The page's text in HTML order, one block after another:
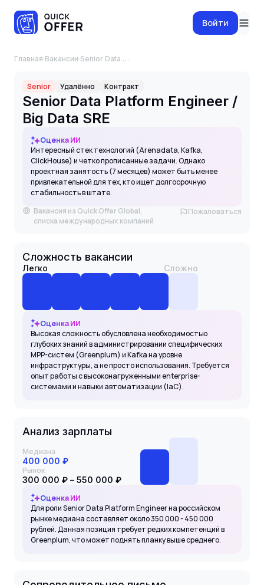
Войти
Главная·Вакансии· Senior Data Platform Engineer / Big Data SRE
Senior Удалённо Контракт
Senior Data Platform Engineer /
Big Data SRE
Оценка ИИ
Интересный стек технологий (Arenadata, Kafka,
ClickHouse) и четко прописанные задачи. Однако
проектная занятость (7 месяцев) может быть менее
привлекательной для тех, кто ищет долгосрочную
стабильность в штате.
Вакансия из Quick Offer Global,
списка международных компаний
Пожаловаться
Сложность вакансии
Легко Сложно
Оценка ИИ
Высокая сложность обусловлена необходимостью
глубоких знаний в администрировании специфических
MPP-систем (Greenplum) и Kafka на уровне
инфраструктуры, а не просто использования. Требуется
опыт работы с высоконагруженными enterprise-
системами и навыки автоматизации (IaC).
Анализ зарплаты
Медиана
400 000 ₽
Рынок
300 000 ₽ – 550 000 ₽
Оценка ИИ
Для роли Senior Data Platform Engineer на российском
рынке медиана составляет около 350 000 - 450 000
рублей. Данная позиция требует редких компетенций в
Greenplum, что может поднять планку выше среднего.